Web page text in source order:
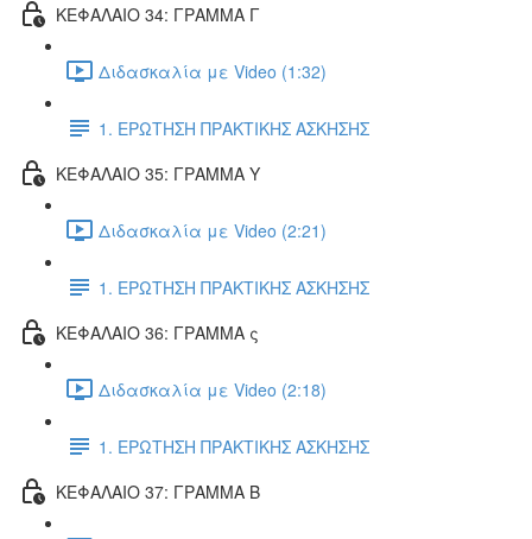
ΚΕΦΑΛΑΙΟ 34: ΓΡΑΜΜΑ Γ
Διδασκαλία με Video (1:32)
1. ΕΡΩΤΗΣΗ ΠΡΑΚΤΙΚΗΣ ΑΣΚΗΣΗΣ
ΚΕΦΑΛΑΙΟ 35: ΓΡΑΜΜΑ Υ
Διδασκαλία με Video (2:21)
1. ΕΡΩΤΗΣΗ ΠΡΑΚΤΙΚΗΣ ΑΣΚΗΣΗΣ
ΚΕΦΑΛΑΙΟ 36: ΓΡΑΜΜΑ ς
Διδασκαλία με Video (2:18)
1. ΕΡΩΤΗΣΗ ΠΡΑΚΤΙΚΗΣ ΑΣΚΗΣΗΣ
ΚΕΦΑΛΑΙΟ 37: ΓΡΑΜΜΑ Β